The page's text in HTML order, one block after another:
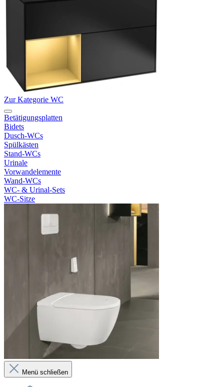
Zur Kategorie WC
Betätigungsplatten
Bidets
Dusch-WCs
Spülkästen
Stand-WCs
Urinale
Vorwandelemente
Wand-WCs
WC- & Urinal-Sets
WC-Sitze
Menü schließen